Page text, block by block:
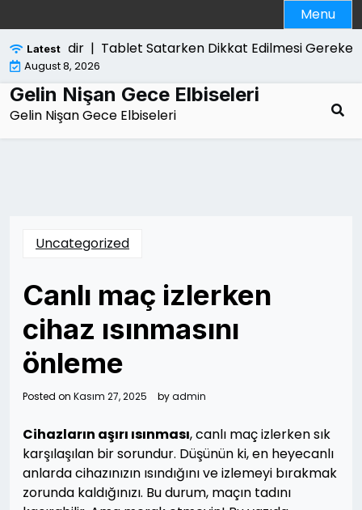
to
content
Menu
Latest
Tehlikelidir | Tablet Satarken Dikkat Edilmesi
August 8, 2026
Gelin Nişan Gece Elbiseleri
Gelin Nişan Gece Elbiseleri
Uncategorized
Canlı maç izlerken
cihaz ısınmasını
önleme
Posted on Kasım 27, 2025 byadmin
Cihazların aşırı ısınması, canlı maç izlerken sık
karşılaşılan bir sorundur. Düşünün ki, en heyecanlı
anlarda cihazınızın ısındığını ve izlemeyi bırakmak
zorunda kaldığınızı. Bu durum, maçın tadını